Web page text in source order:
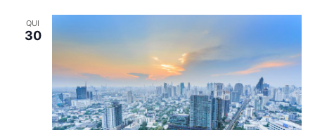
QUI
30